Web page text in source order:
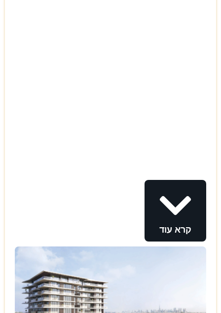
קרא עוד